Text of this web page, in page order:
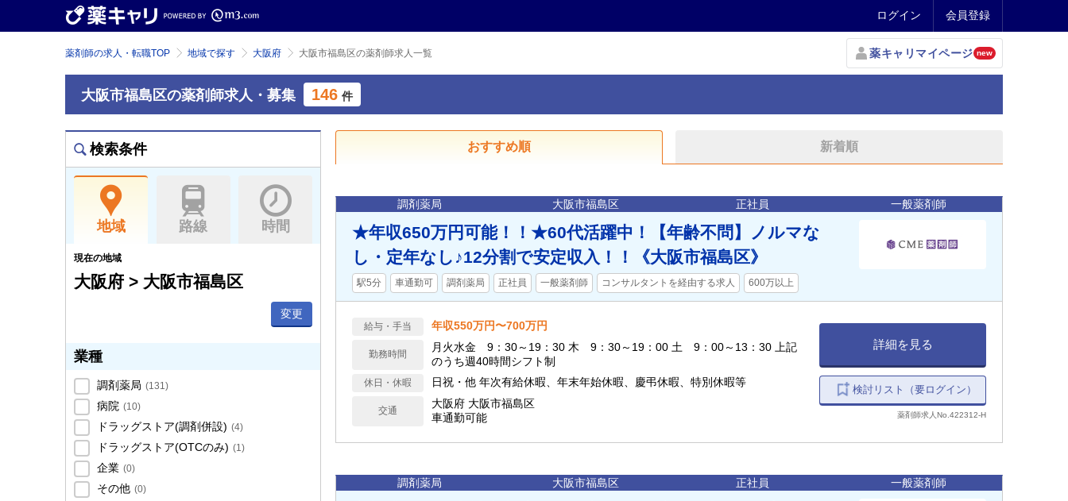
ログイン 会員登録
薬剤師の求人・転職TOP 地域で探す 大阪府 大阪市福島区の薬剤師求人一覧 薬キャリマイページ new
大阪市福島区の薬剤師求人・募集 146 件
検索条件
地域 路線 時間
現在の地域
大阪府 > 大阪市福島区
変更
業種
調剤薬局 (131)
病院 (10)
ドラッグストア(調剤併設) (4)
ドラッグストア(OTCのみ) (1)
企業 (0)
その他 (0)
おすすめ順 新着順
調剤薬局 大阪市福島区 正社員 一般薬剤師
★年収650万円可能！！★60代活躍中！【年齢不問】ノルマな
し・定年なし♪12分割で安定収入！！《大阪市福島区》
駅5分 車通勤可 調剤薬局 正社員 一般薬剤師 コンサルタントを経由する求人 600万以上
給与・手当 年収550万円〜700万円
勤務時間
月火水金 9：30～19：30 木 9：30～19：00 土 9：00～13：30 上記
のうち週40時間シフト制
休日・休暇 日祝・他 年次有給休暇、年末年始休暇、慶弔休暇、特別休暇等
交通
大阪府 大阪市福島区
車通勤可能
詳細を見る
検討リスト（要ログイン）
薬剤師求人No.422312-H
調剤薬局 大阪市福島区 正社員 一般薬剤師